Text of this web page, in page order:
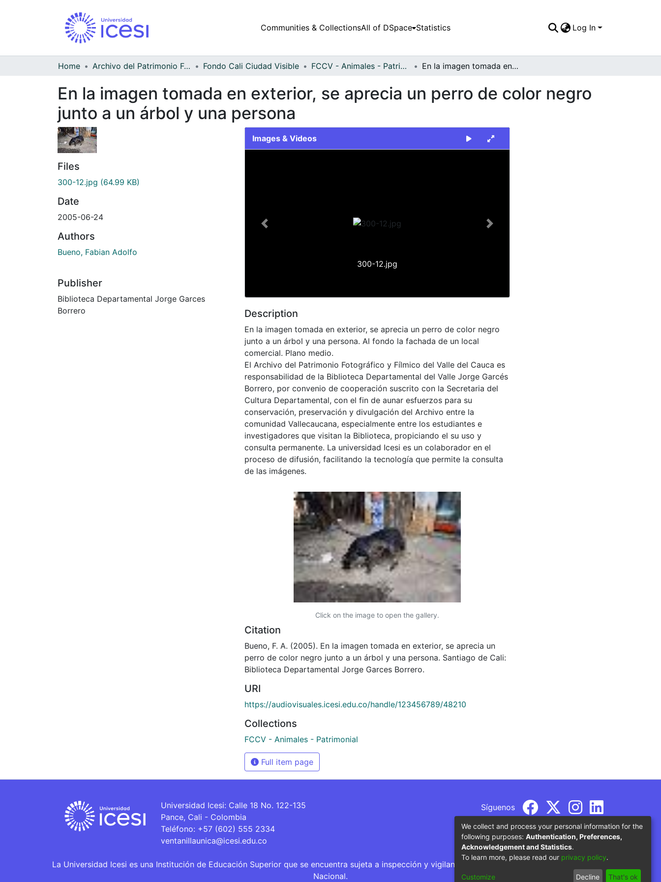
Communities & CollectionsAll of DSpace Statistics Log In
Home Archivo del Patrimonio Fotográfico y Fílmico del Valle del Cauca Fondo Cali Ciudad Visible FCCV - Animales - Patrimonial En la imagen tomada en exterior, se aprecia un perro de color negro junto a un árbol y una persona
En la imagen tomada en exterior, se aprecia un perro de color negro
junto a un árbol y una persona
Files
300-12.jpg (64.99 KB)
Date
2005-06-24
Authors
Bueno, Fabian Adolfo
Publisher
Biblioteca Departamental Jorge Garces
Borrero
Images & Videos
300-12.jpg
Previous Next
Description
En la imagen tomada en exterior, se aprecia un perro de color negro
junto a un árbol y una persona. Al fondo la fachada de un local
comercial. Plano medio.
El Archivo del Patrimonio Fotográfico y Fílmico del Valle del Cauca es
responsabilidad de la Biblioteca Departamental del Valle Jorge Garcés
Borrero, por convenio de cooperación suscrito con la Secretaria del
Cultura Departamental, con el fin de aunar esfuerzos para su
conservación, preservación y divulgación del Archivo entre la
comunidad Vallecaucana, especialmente entre los estudiantes e
investigadores que visitan la Biblioteca, propiciando el su uso y
consulta permanente. La universidad Icesi es un colaborador en el
proceso de difusión, facilitando la tecnología que permite la consulta
de las imágenes.
Click on the image to open the gallery.
Citation
Bueno, F. A. (2005). En la imagen tomada en exterior, se aprecia un
perro de color negro junto a un árbol y una persona. Santiago de Cali:
Biblioteca Departamental Jorge Garces Borrero.
URI
https://audiovisuales.icesi.edu.co/handle/123456789/48210
Collections
FCCV - Animales - Patrimonial
Full item page
Universidad Icesi: Calle 18 No. 122-135
Pance, Cali - Colombia
Teléfono: +57 (602) 555 2334
ventanillaunica@icesi.edu.co
Síguenos
La Universidad Icesi es una Institución de Educación Superior que se encuentra sujeta a inspección y vigilancia por parte del Ministerio de Educación
Nacional.
We collect and process your personal information for the
following purposes: Authentication, Preferences,
Acknowledgement and Statistics.
To learn more, please read our privacy policy.
Customize Decline That's ok